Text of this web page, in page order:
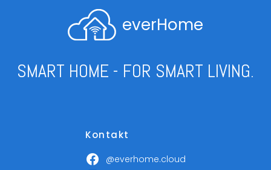
everHome
SMART HOME - FOR SMART LIVING.
Kontakt
@everhome.cloud